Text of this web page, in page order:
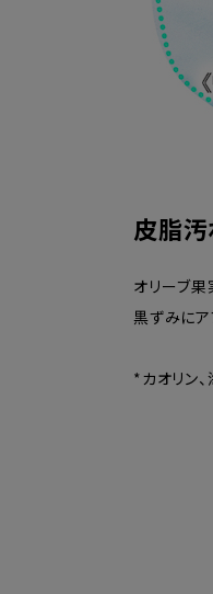
皮脂汚
オリーブ
黒ずみにア
*カオリン、